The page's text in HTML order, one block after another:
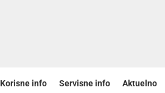
Korisne info Servisne info Aktuelno